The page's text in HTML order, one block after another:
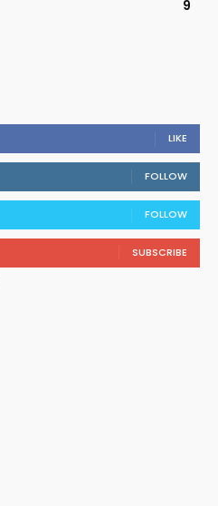
9
LIKE
FOLLOW
FOLLOW
SUBSCRIBE